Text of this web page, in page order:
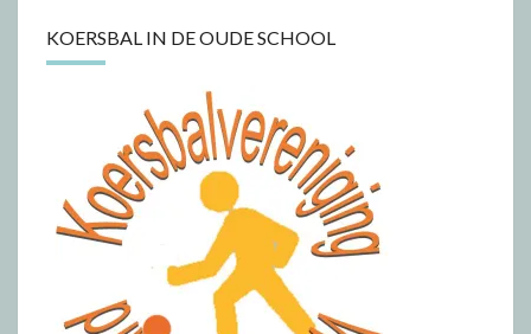
KOERSBAL IN DE OUDE SCHOOL